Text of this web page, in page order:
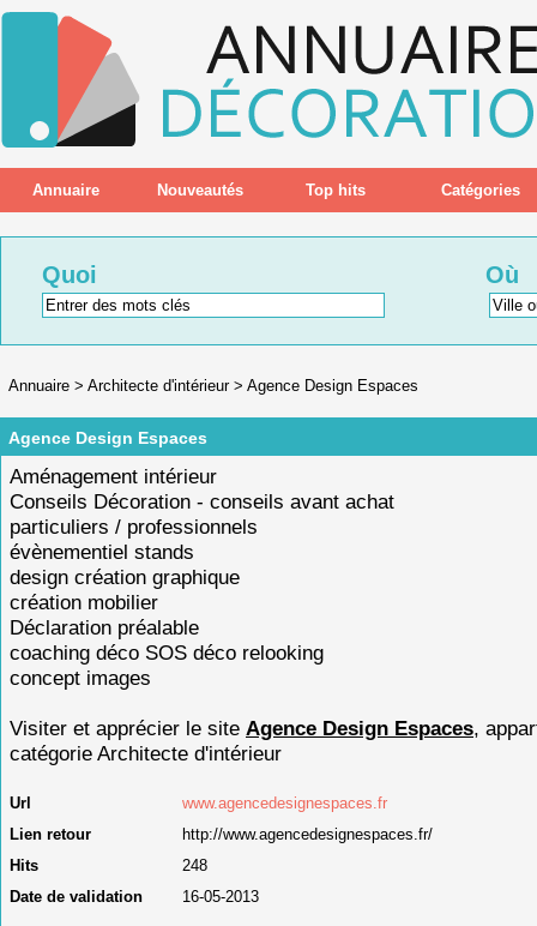
Annuaire Nouveautés Top hits Catégories
Quoi Où
Annuaire > Architecte d'intérieur> Agence Design Espaces
Agence Design Espaces
Aménagement intérieur
Conseils Décoration - conseils avant achat
particuliers / professionnels
évènementiel stands
design création graphique
création mobilier
Déclaration préalable
coaching déco SOS déco relooking
concept images
Visiter et apprécier le site Agence Design Espaces,
catégorie Architecte d'intérieur
Url
www.agencedesignespaces.fr
Lien retour
http://www.agencedesignespaces.fr/
Hits
248
Date de validation
16-05-2013